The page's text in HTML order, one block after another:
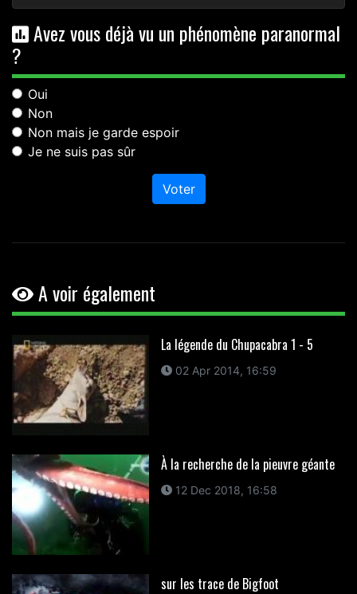
Avez vous déjà vu un phénomène paranormal
?
Oui
Non
Non mais je garde espoir
Je ne suis pas sûr
Voter
A voir également
La légende du Chupacabra 1 - 5
02 Apr 2014, 16:59
À la recherche de la pieuvre géante
12 Dec 2018, 16:58
sur les trace de Bigfoot